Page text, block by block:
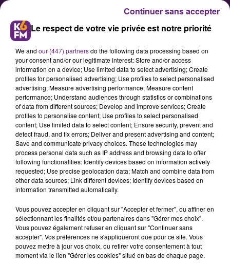
Une formation à Dijon pour être
technicien de parcs éoliens
Alors que les parcs d’éoliennes,
parfois contestés par les habitants,
se développent de plus en plus en
Côte d’Or, une formation de
proposée depuis peu au lycée Eiffel,
à Dijon. Nous avons échangé avec
Stéphanie de Palma, responsable
de cette formation.
Le respect de votre vie privée est notre priorité
We and our (447) partnersdo the following data processing based on
your consent and/or our legitimate interest: Store and/or access
information on a device; Use limited data to select advertising; Create
profiles for personalised advertising; Use profiles to select personalised
advertising; Measure advertising performance; Measure content
performance; Understand audiences through statistics or combinations
of data from different sources; Develop and improve services; Create
profiles to personalise content; Use profiles to select personalised
content; Use limited data to select content; Ensure security, prevent and
detect fraud, and fix errors; Deliver and present advertising and content;
Save and communicate privacy choices. These technologies may
process personal data such as IP address and browsing data to offer
following functionalities: Identify devices based on information actively
requested; Use precise geolocation data; Match and combine data from
other data sources; Link different devices; Identify devices based on
information transmitted automatically.
Vous pouvez accepter en cliquant sur "Accepter et fermer", ou affiner en
sélectionnant les finalités et/ou partenaires dans "Gérer mes choix".
Vous pouvez également refuser en cliquant sur "Continuer sans
accepter". Vos préférences ne s'appliqueront que pour ce site. Vous
pouvez mettre à jour vos choix, ou retirer votre consentement à tout
moment via le lien "Gérer les cookies" situé en bas de chaque page.
Continuer sans accepter